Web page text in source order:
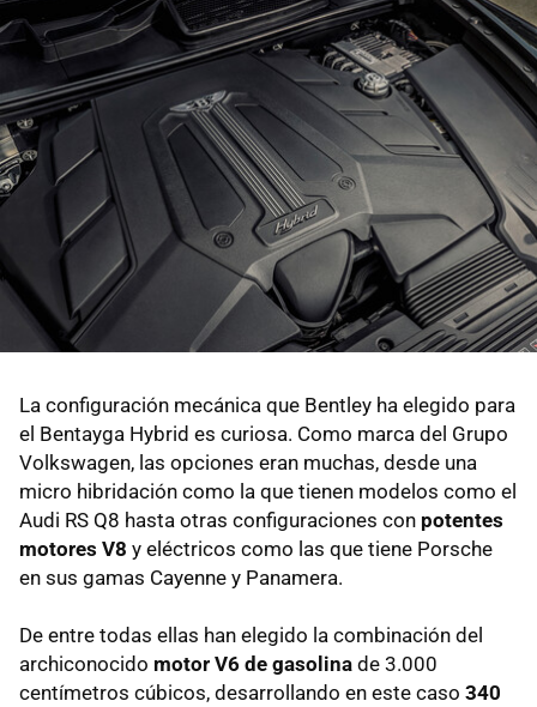
La configuración mecánica que Bentley ha elegido para
el Bentayga Hybrid es curiosa. Como marca del Grupo
Volkswagen, las opciones eran muchas, desde una
micro hibridación como la que tienen modelos como el
Audi RS Q8 hasta otras configuraciones con potentes
motores V8 y eléctricos como las que tiene Porsche
en sus gamas Cayenne y Panamera.
De entre todas ellas han elegido la combinación del
archiconocido motor V6 de gasolina de 3.000
centímetros cúbicos, desarrollando en este caso 340